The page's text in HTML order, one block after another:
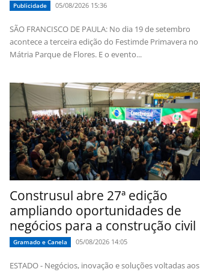
Publicidade 05/08/2026 15:36
SÃO FRANCISCO DE PAULA: No dia 19 de setembro
acontece a terceira edição do Festimde Primavera no
Mátria Parque de Flores. E o evento...
Construsul abre 27ª edição
ampliando oportunidades de
negócios para a construção civil
Gramado e Canela 05/08/2026 14:05
ESTADO - Negócios, inovação e soluções voltadas aos